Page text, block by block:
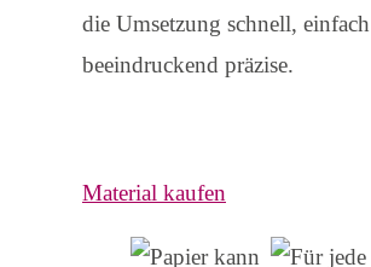
die Umsetzung schnell,
beeindruckend präzise.
Material kaufen